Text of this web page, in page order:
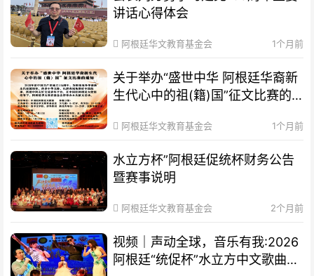
讲话心得体会
阿根廷华文教育基金会 1个月前
关于举办“盛世中华 阿根廷华裔新
生代心中的祖(籍)国”征文比赛的
阿根廷华文教育基金会 1个月前
水立方杯”阿根廷促统杯财务公告
暨赛事说明
阿根廷华文教育基金会 2个月前
视频｜声动全球，音乐有我:2026
阿根廷“统促杯”水立方中文歌曲大